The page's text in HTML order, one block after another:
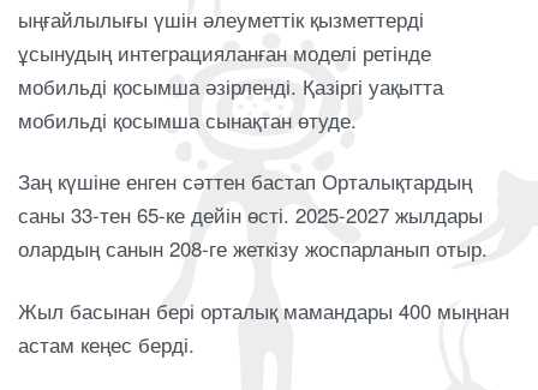
ыңғайлылығы үшін әлеуметтік қызметтерді
ұсынудың интеграцияланған моделі ретінде
мобильді қосымша әзірленді. Қазіргі уақытта
мобильді қосымша сынақтан өтуде.
Заң күшіне енген сәттен бастап Орталықтардың
саны 33-тен 65-ке дейін өсті. 2025-2027 жылдары
олардың санын 208-ге жеткізу жоспарланып отыр.
Жыл басынан бері орталық мамандары 400 мыңнан
астам кеңес берді.